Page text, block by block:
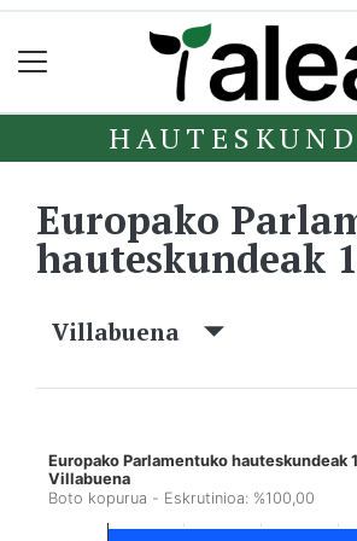
Europako
hauteskundeak
Villabuena
Europako Parlamentuko hauteskundeak
Villabuena
Boto kopurua - Eskrutinioa: %100,00